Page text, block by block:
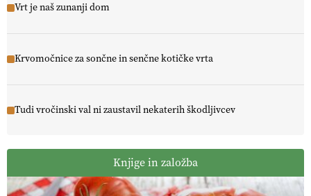
Vrt je naš zunanji dom
Krvomočnice za sončne in senčne kotičke vrta
Tudi vročinski val ni zaustavil nekaterih škodljivcev
Knjige in založba